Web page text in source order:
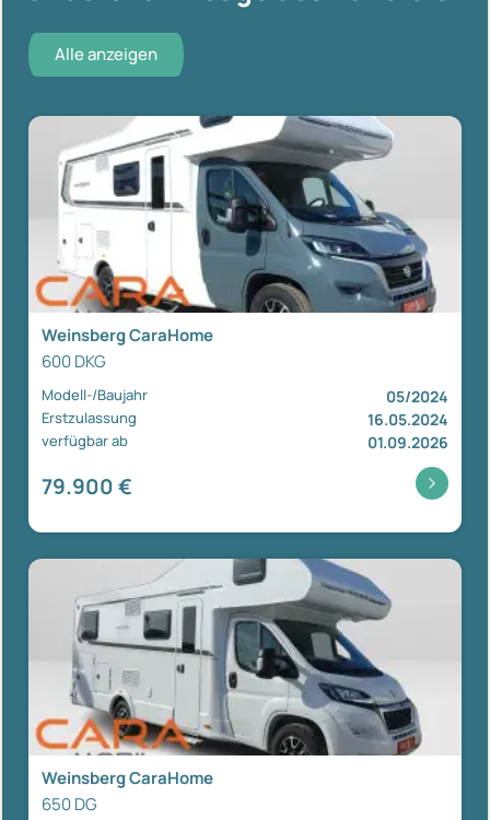
Alle anzeigen
Weinsberg CaraHome
600 DKG
Modell-/Baujahr 05/2024
Erstzulassung 16.05.2024
verfügbar ab 01.09.2026
79.900 €
Weinsberg CaraHome
650 DG